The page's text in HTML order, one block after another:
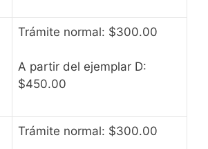
Trámite normal: $300.00
A partir del ejemplar D:
$450.00
Trámite normal: $300.00